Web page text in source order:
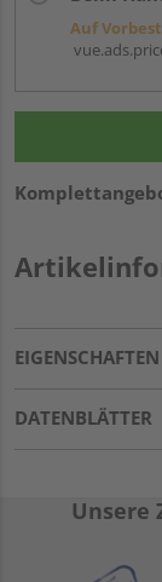
Auf
EIGENSCHAFTEN
DATENBLÄTTER
Unsere